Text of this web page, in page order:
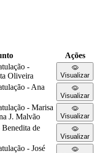
Ações
-
Oliveira
Visualizar
- Ana
Visualizar
- Marisa
J. Malvão
Visualizar
Benedita de
Visualizar
- José